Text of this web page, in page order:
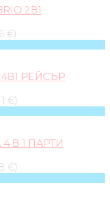
2В1
€)
РЕЙСЪР
€)
В 1 ПАРТИ
€)